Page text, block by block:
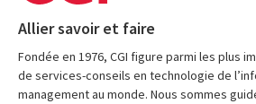
Allier savoir et faire
Fondée en 1976, CGI figure parmi les plus
de services-conseils en technologie de
management au monde. Nous sommes